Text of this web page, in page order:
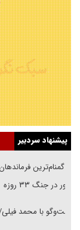
پیشنهاد سردبیر
حضور در جنگ ۳۳ روزه
گفت‌وگو با محمد